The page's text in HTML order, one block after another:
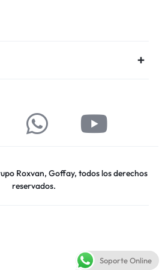
Roxvan, Goffay, todos los derechos
reservados.
Soporte Online